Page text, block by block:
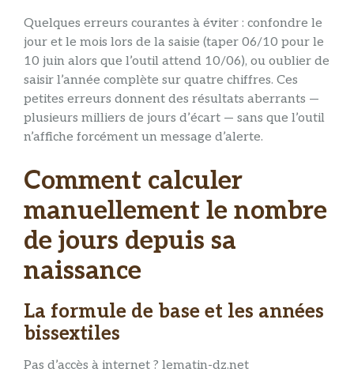
Quelques erreurs courantes à éviter : confondre le
jour et le mois lors de la saisie (taper 06/10 pour le
10 juin alors que l’outil attend 10/06), ou oublier de
saisir l’année complète sur quatre chiffres. Ces
petites erreurs donnent des résultats aberrants —
plusieurs milliers de jours d’écart — sans que l’outil
n’affiche forcément un message d’alerte.
Comment calculer
manuellement le nombre
de jours depuis sa
naissance
La formule de base et les années
bissextiles
Pas d’accès à internet ? lematin-dz.net